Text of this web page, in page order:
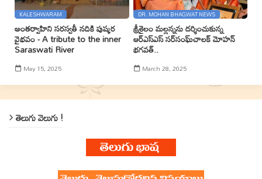
KALESHWARAM
అంతర్వాహిని సరస్వతీ నదికి పుష్కర
వైభవం - A tribute to the inner
Saraswati River
May 15, 2025
DR. MOHAN BHAGWAT NEWS
శ్రీశైలం మల్లన్నను దర్శించుకున్న
ఆర్ఎస్ఎస్ సర్‌సంఘ్‌చాలక్ మోహన్
భగవత్..
March 28, 2025
తెలుగు వెలుగు !